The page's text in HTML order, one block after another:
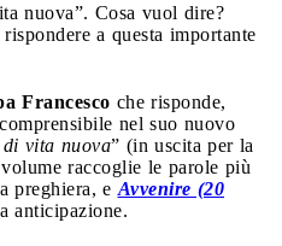
nuova”. Cosa vuol dire?
a questa importante
Francesco che risponde,
nel suo nuovo
vita nuova” (in uscita per la
raccoglie le parole più
preghiera, e Avvenire (20
anticipazione.